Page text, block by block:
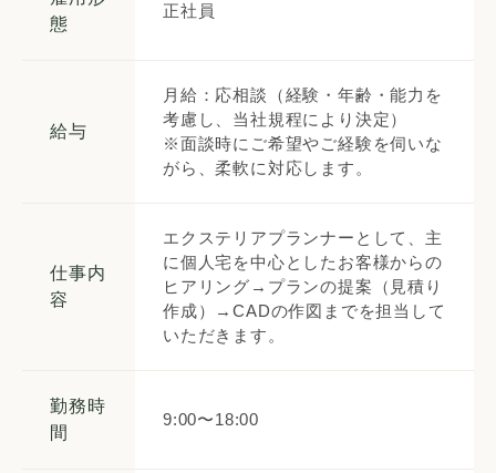
態
正社員
給与
月給：応相談（経験・年齢・能力を
考慮し、当社規程により決定）
※面談時にご希望やご経験を伺いな
がら、柔軟に対応します。
仕事内
容
エクステリアプランナーとして、主
に個人宅を中心としたお客様からの
ヒアリング→プランの提案（見積り
作成）→CADの作図までを担当して
いただきます。
勤務時
間
9:00〜18:00